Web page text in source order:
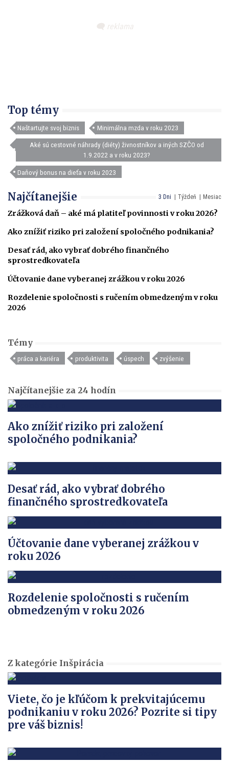
Top témy
Naštartujte svoj biznis Minimálna mzda v roku 2023
Aké sú cestovné náhrady (diéty) živnostníkov a iných SZČO od
1.9.2022 a v roku 2023?
Daňový bonus na dieťa v roku 2023
3 Dni Týždeň Mesiac
Najčítanejšie
Zrážková daň – aké má platiteľ povinnosti v roku 2026?
Ako znížiť riziko pri založení spoločného podnikania?
Desať rád, ako vybrať dobrého finančného
sprostredkovateľa
Účtovanie dane vyberanej zrážkou v roku 2026
Rozdelenie spoločnosti s ručením obmedzeným v roku
2026
Témy
práca a kariéra produktivita úspech zvýšenie
Najčítanejšie za 24 hodín
Ako znížiť riziko pri založení
spoločného podnikania?
Desať rád, ako vybrať dobrého
finančného sprostredkovateľa
Účtovanie dane vyberanej zrážkou v
roku 2026
Rozdelenie spoločnosti s ručením
obmedzeným v roku 2026
Z kategórie Inšpirácia
Viete, čo je kľúčom k prekvitajúcemu
podnikaniu v roku 2026? Pozrite si tipy
pre váš biznis!